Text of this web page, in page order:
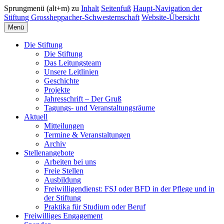
Sprungmenü (alt+m) zu Inhalt Seitenfuß Haupt-Navigation der
Stiftung Grossheppacher-Schwesternschaft Website-Übersicht
Menü
Die Stiftung
Die Stiftung
Das Leitungsteam
Unsere Leitlinien
Geschichte
Projekte
Jahresschrift – Der Gruß
Tagungs- und Veranstaltungsräume
Aktuell
Mitteilungen
Termine & Veranstaltungen
Archiv
Stellenangebote
Arbeiten bei uns
Freie Stellen
Ausbildung
Freiwilligendienst: FSJ oder BFD in der Pflege und in
der Stiftung
Praktika für Studium oder Beruf
Freiwilliges Engagement